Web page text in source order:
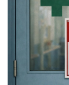
Спецпроєкти
Slow news
Про нас